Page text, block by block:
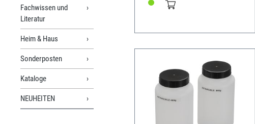
Fachwissen und
Literatur
Heim & Haus
Sonderposten
Kataloge
NEUHEITEN
ermöglicht eine glättende
Eigenschaften des gedruckten
Dichtigkeit der bedruckten Teile;
die Vermeidung von Reibung an
gleitenden oder beweglichen
Teilen. ACETONE sollte nur von
Fachleuten mit einem geeigneten